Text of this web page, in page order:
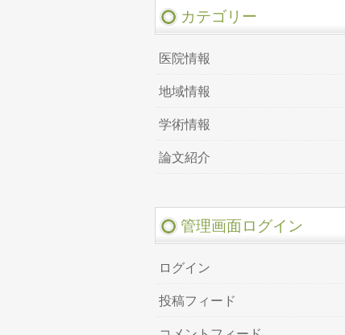
カテゴリー
医院情報
地域情報
学術情報
論文紹介
管理画面ログイン
ログイン
投稿フィード